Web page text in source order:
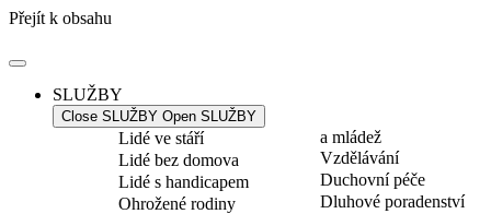
Přejít k obsahu
SLUŽBY
Close SLUŽBY Open SLUŽBY
Lidé ve stáří
Lidé bez domova
Lidé s handicapem
Ohrožené rodiny
a mládež
Vzdělávání
Duchovní péče
Dluhové poradenství